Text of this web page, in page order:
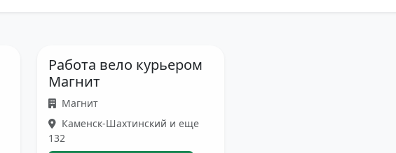
Работа вело курьером
Магнит
Магнит
Каменск-Шахтинский и еще
132